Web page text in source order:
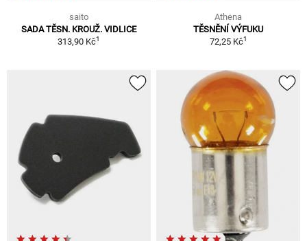
saito
SADA TĚSN. KROUŽ. VIDLICE
313,90 Kč1
Athena
TĚSNĚNÍ VÝFUKU
72,25 Kč1